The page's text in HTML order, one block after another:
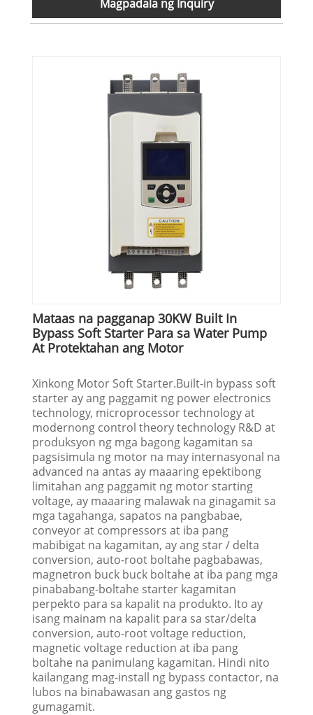
Magpadala ng Inquiry
Mataas na pagganap 30KW Built In
Bypass Soft Starter Para sa Water Pump
At Protektahan ang Motor
Xinkong Motor Soft Starter.Built-in bypass soft
starter ay ang paggamit ng power electronics
technology, microprocessor technology at
modernong control theory technology R&D at
produksyon ng mga bagong kagamitan sa
pagsisimula ng motor na may internasyonal na
advanced na antas ay maaaring epektibong
limitahan ang paggamit ng motor starting
voltage, ay maaaring malawak na ginagamit sa
mga tagahanga, sapatos na pangbabae,
conveyor at compressors at iba pang
mabibigat na kagamitan, ay ang star / delta
conversion, auto-root boltahe pagbabawas,
magnetron buck buck boltahe at iba pang mga
pinababang-boltahe starter kagamitan
perpekto para sa kapalit na produkto. Ito ay
isang mainam na kapalit para sa star/delta
conversion, auto-root voltage reduction,
magnetic voltage reduction at iba pang
boltahe na panimulang kagamitan. Hindi nito
kailangang mag-install ng bypass contactor, na
lubos na binabawasan ang gastos ng
gumagamit.